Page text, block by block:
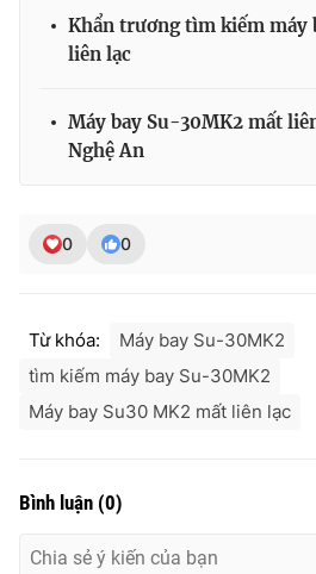
Ðiện thoại Thời báo VTV:
024.66 897
Email:toasoan@vtv.vn
® Cấm sao chép dưới mọi hình thức
Khẩn trương tìm kiếm máy
liên lạc
Máy bay Su-30MK2 mất
Nghệ An
0 0
Từ khóa:
Máy bay Su-30MK2
tìm kiếm máy bay Su-30MK2
Máy bay Su30 MK2 mất liên lạc
Bình luận (0)